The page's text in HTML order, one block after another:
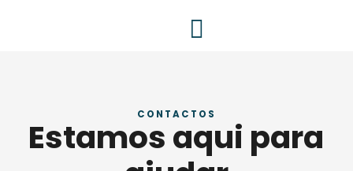
CONTACTOS
Estamos aqui para